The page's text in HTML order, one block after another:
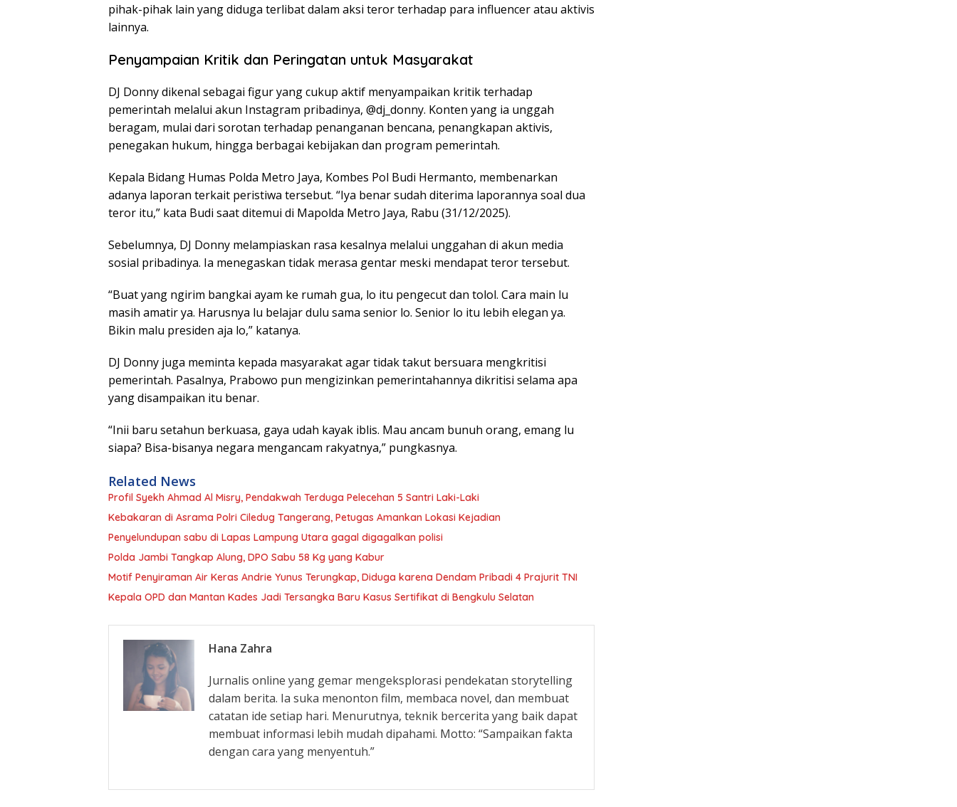
pihak-pihak lain yang diduga terlibat dalam aksi teror terhadap para influencer atau aktivis
lainnya.
Penyampaian Kritik dan Peringatan untuk Masyarakat
DJ Donny dikenal sebagai figur yang cukup aktif menyampaikan kritik terhadap
pemerintah melalui akun Instagram pribadinya, @dj_donny. Konten yang ia unggah
beragam, mulai dari sorotan terhadap penanganan bencana, penangkapan aktivis,
penegakan hukum, hingga berbagai kebijakan dan program pemerintah.
Kepala Bidang Humas Polda Metro Jaya, Kombes Pol Budi Hermanto, membenarkan
adanya laporan terkait peristiwa tersebut. “Iya benar sudah diterima laporannya soal dua
teror itu,” kata Budi saat ditemui di Mapolda Metro Jaya, Rabu (31/12/2025).
Sebelumnya, DJ Donny melampiaskan rasa kesalnya melalui unggahan di akun media
sosial pribadinya. Ia menegaskan tidak merasa gentar meski mendapat teror tersebut.
“Buat yang ngirim bangkai ayam ke rumah gua, lo itu pengecut dan tolol. Cara main lu
masih amatir ya. Harusnya lu belajar dulu sama senior lo. Senior lo itu lebih elegan ya.
Bikin malu presiden aja lo,” katanya.
DJ Donny juga meminta kepada masyarakat agar tidak takut bersuara mengkritisi
pemerintah. Pasalnya, Prabowo pun mengizinkan pemerintahannya dikritisi selama apa
yang disampaikan itu benar.
“Inii baru setahun berkuasa, gaya udah kayak iblis. Mau ancam bunuh orang, emang lu
siapa? Bisa-bisanya negara mengancam rakyatnya,” pungkasnya.
Related News
Profil Syekh Ahmad Al Misry, Pendakwah Terduga Pelecehan 5 Santri Laki-Laki
Kebakaran di Asrama Polri Ciledug Tangerang, Petugas Amankan Lokasi Kejadian
Penyelundupan sabu di Lapas Lampung Utara gagal digagalkan polisi
Polda Jambi Tangkap Alung, DPO Sabu 58 Kg yang Kabur
Motif Penyiraman Air Keras Andrie Yunus Terungkap, Diduga karena Dendam Pribadi 4 Prajurit TNI
Kepala OPD dan Mantan Kades Jadi Tersangka Baru Kasus Sertifikat di Bengkulu Selatan
Hana Zahra
Jurnalis online yang gemar mengeksplorasi pendekatan storytelling
dalam berita. Ia suka menonton film, membaca novel, dan membuat
catatan ide setiap hari. Menurutnya, teknik bercerita yang baik dapat
membuat informasi lebih mudah dipahami. Motto: “Sampaikan fakta
dengan cara yang menyentuh.”